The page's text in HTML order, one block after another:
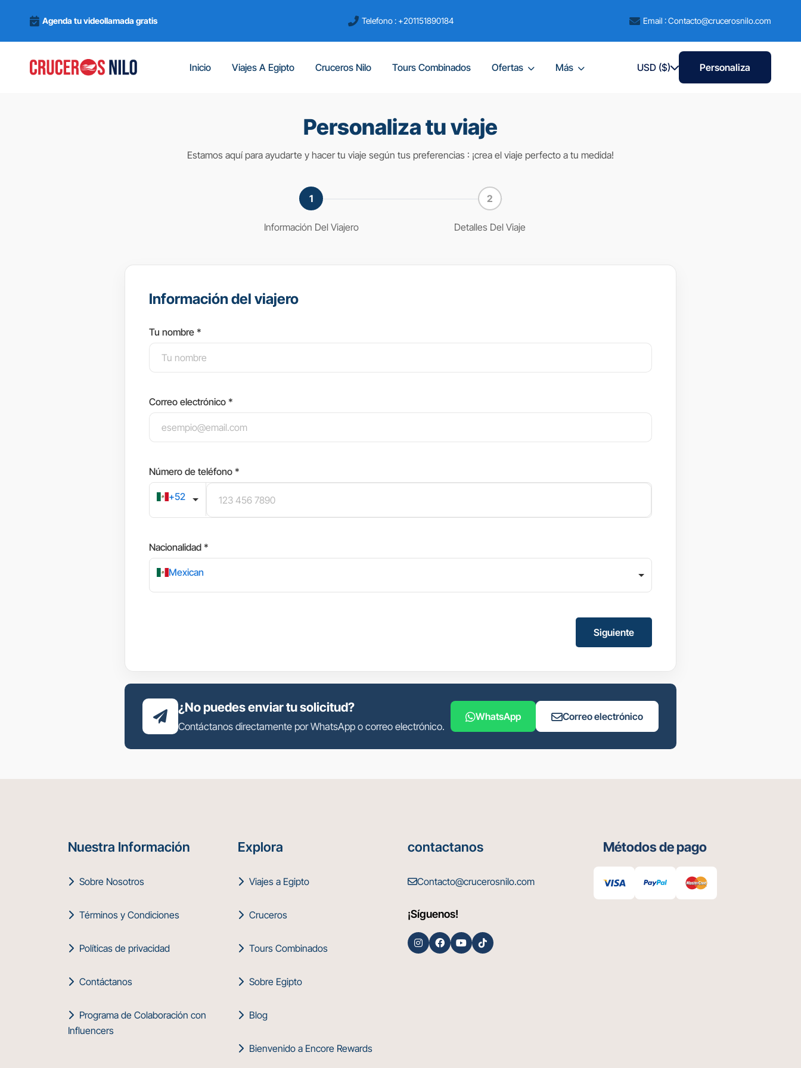
Agenda tu videollamada gratis Telefono : +201151890184 Email : Contacto@crucerosnilo.com
Inicio Viajes A Egipto Cruceros Nilo Tours Combinados Ofertas Más USD ($) Personaliza
Personaliza tu viaje
Estamos aquí para ayudarte y hacer tu viaje según tus preferencias : ¡crea el viaje perfecto a tu medida!
Información Del Viajero Detalles Del Viaje
Información del viajero
Tu nombre *
Correo electrónico *
Número de teléfono *
+52
Nacionalidad *
Mexican
Siguiente
¿No puedes enviar tu solicitud?
Contáctanos directamente por WhatsApp o correo electrónico.
WhatsApp Correo electrónico
Nuestra Información
Sobre Nosotros
Términos y Condiciones
Políticas de privacidad
Contáctanos
Programa de Colaboración con
Influencers
Explora
Viajes a Egipto
Cruceros
Tours Combinados
Sobre Egipto
Blog
Bienvenido a Encore Rewards
contactanos
Contacto@crucerosnilo.com
¡Síguenos!
Métodos de pago